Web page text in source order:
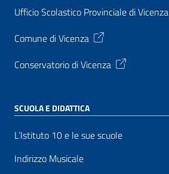
Ufficio Scolastico Provinciale di Vicenza
Comune di Vicenza
Conservatorio di Vicenza
SCUOLA E DIDATTICA
L’Istituto 10 e le sue scuole
Indirizzo Musicale